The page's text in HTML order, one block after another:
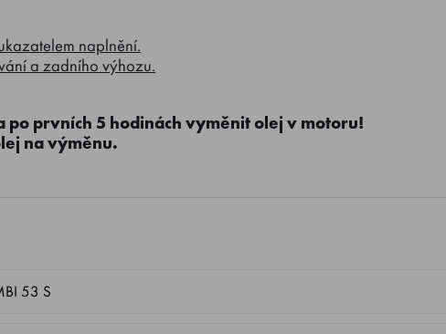
naplnění.
a zadního výhozu.
po prvních 5 hodinách vyměnit olej v motoru!
na výměnu.
53 S